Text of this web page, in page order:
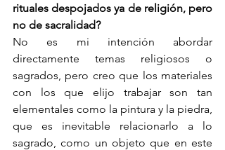
rituales despojados ya de religión, pero
no de sacralidad?
No es mi intención abordar
directamente temas religiosos o
sagrados, pero creo que los materiales
con los que elijo trabajar son tan
elementales como la pintura y la piedra,
que es inevitable relacionarlo a lo
sagrado, como un objeto que en este